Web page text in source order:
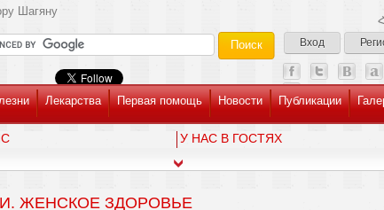
Вход
Шагяну
Лекарства Первая помощь Новости Публикации
У НАС В ГОСТЯХ
ЖЕНСКОЕ ЗДОРОВЬЕ